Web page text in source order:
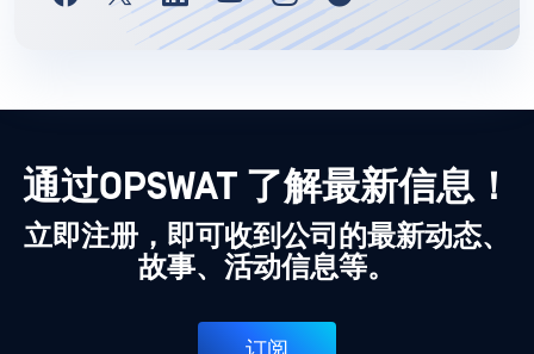
通过OPSWAT 了解最新信息！
立即注册，即可收到公司的最新动态、
故事、活动信息等。